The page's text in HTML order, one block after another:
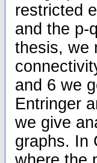
restricted
and the p-
thesis, we
and 6 we
Entringer
we give
graphs. In